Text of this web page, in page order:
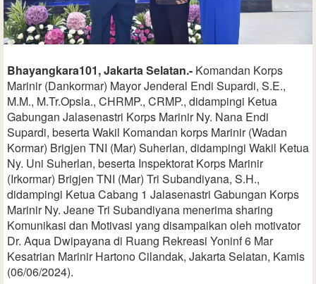
Bhayangkara101, Jakarta Selatan.- Komandan Korps
Marinir (Dankormar) Mayor Jenderal Endi Supardi, S.E.,
M.M., M.Tr.Opsla., CHRMP., CRMP., didampingi Ketua
Gabungan Jalasenastri Korps Marinir Ny. Nana Endi
Supardi, beserta Wakil Komandan korps Marinir (Wadan
Kormar) Brigjen TNI (Mar) Suherlan, didampingi Wakil Ketua
Ny. Uni Suherlan, beserta Inspektorat Korps Marinir
(Irkormar) Brigjen TNI (Mar) Tri Subandiyana, S.H.,
didampingi Ketua Cabang 1 Jalasenastri Gabungan Korps
Marinir Ny. Jeane Tri Subandiyana menerima sharing
Komunikasi dan Motivasi yang disampaikan oleh motivator
Dr. Aqua Dwipayana di Ruang Rekreasi Yoninf 6 Mar
Kesatrian Marinir Hartono Cilandak, Jakarta Selatan, Kamis
(06/06/2024).